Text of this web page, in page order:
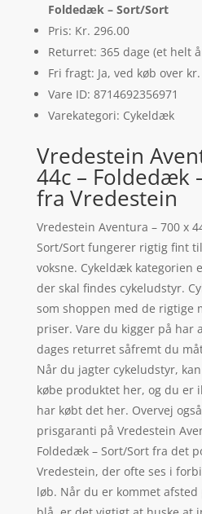
Foldedæk – Sort/Sort
Pris: Kr. 296.00
Returret: 365 dage (et helt
Fri fragt: Ja, ved køb over
Vare ID: 8714692356971
Varekategori: Cykeldæk
Vredestein
44c – Foldedæk
fra Vredestein
Vredestein Aventura – 700 x
Sort/Sort fungerer rigtig fint
voksne. Cykeldæk kategorien
der skal findes cykeludstyr.
som shoppen med de rigtige
priser. Vare du kigger på har
dages returret såfremt du
Når du jagter cykeludstyr,
købe produktet her, og du er
har købt det her. Overvej
prisgaranti på Vredestein
Foldedæk – Sort/Sort fra det
Vredestein, der ofte ses i
løb. Når du er kommet